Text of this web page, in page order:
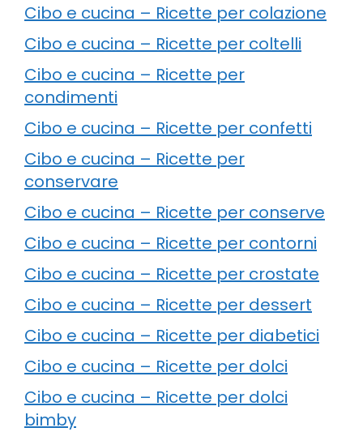
Cibo e cucina – Ricette per colazione
Cibo e cucina – Ricette per coltelli
Cibo e cucina – Ricette per
condimenti
Cibo e cucina – Ricette per confetti
Cibo e cucina – Ricette per
conservare
Cibo e cucina – Ricette per conserve
Cibo e cucina – Ricette per contorni
Cibo e cucina – Ricette per crostate
Cibo e cucina – Ricette per dessert
Cibo e cucina – Ricette per diabetici
Cibo e cucina – Ricette per dolci
Cibo e cucina – Ricette per dolci
bimby